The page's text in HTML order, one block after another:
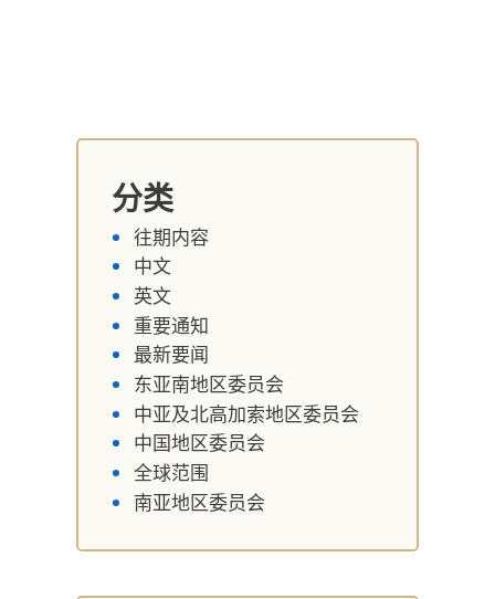
分类
往期内容
中文
英文
重要通知
最新要闻
东亚南地区委员会
中亚及北高加索地区委员会
中国地区委员会
全球范围
南亚地区委员会